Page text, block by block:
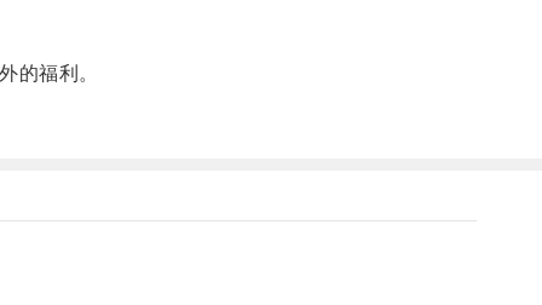
的福利。